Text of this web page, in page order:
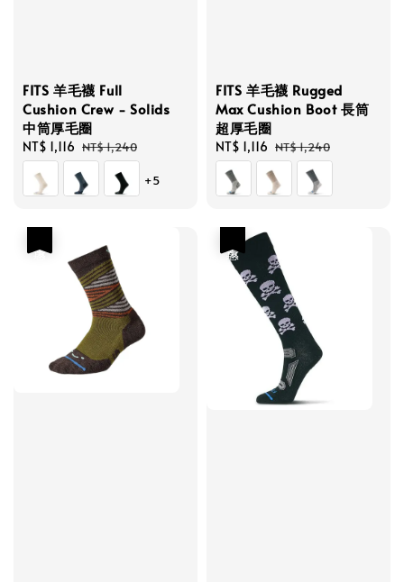
FITS 羊毛襪 Full
Cushion Crew - Solids
中筒厚毛圈
Sale
price
NT$ 1,116 Regular
price
NT$ 1,240
+5
FITS 羊毛襪 Rugged
Max Cushion Boot 長筒
超厚毛圈
Sale
price
NT$ 1,116 Regular
price
NT$ 1,240